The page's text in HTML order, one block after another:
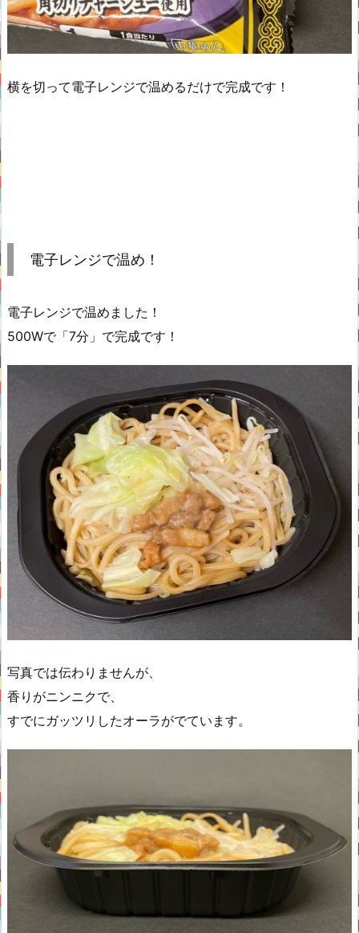
横を切って電子レンジで温めるだけで完成です！
電子レンジで温め！
電子レンジで温めました！
500Wで「7分」で完成です！
写真では伝わりませんが、
香りがニンニクで、
すでにガッツリしたオーラがでています。